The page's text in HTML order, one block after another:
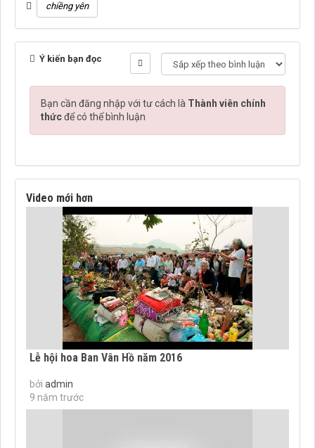
chiềng yên
Ý kiến bạn đọc
Bạn cần đăng nhập với tư cách là Thành viên chính
thứcđể có thể bình luận
Video mới hơn
Lễ hội hoa Ban Vân Hồ năm 2016
bởi admin
9 năm trước